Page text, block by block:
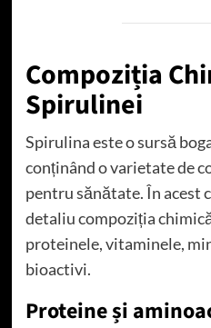
Compoziția
Spirulinei
Spirulina este o sursă
conținând o varietate de
pentru sănătate. În acest
detaliu compoziția
proteinele, vitaminele,
bioactivi.
Proteine și